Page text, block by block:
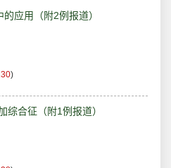
应用（附2例报道）
)
合征（附1例报道）